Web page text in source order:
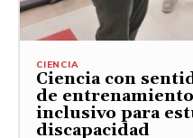
CIENCIA
Ciencia con
de
inclusivo para
discapacidad